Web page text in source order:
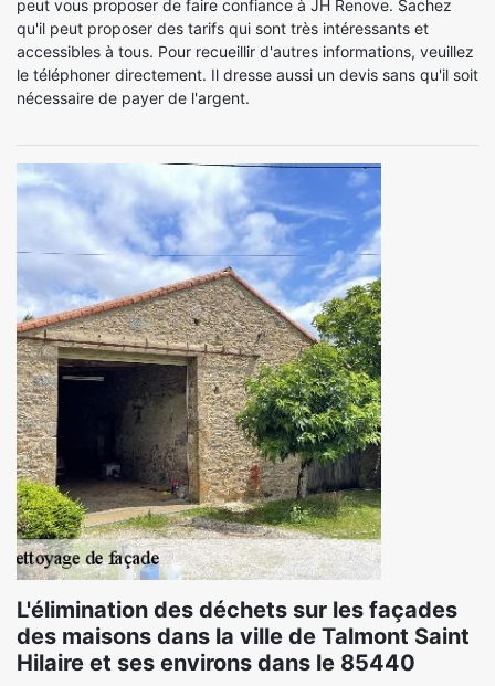
peut vous proposer de faire confiance à JH Renove. Sachez
qu'il peut proposer des tarifs qui sont très intéressants et
accessibles à tous. Pour recueillir d'autres informations, veuillez
le téléphoner directement. Il dresse aussi un devis sans qu'il soit
nécessaire de payer de l'argent.
L'élimination des déchets sur les façades
des maisons dans la ville de Talmont Saint
Hilaire et ses environs dans le 85440